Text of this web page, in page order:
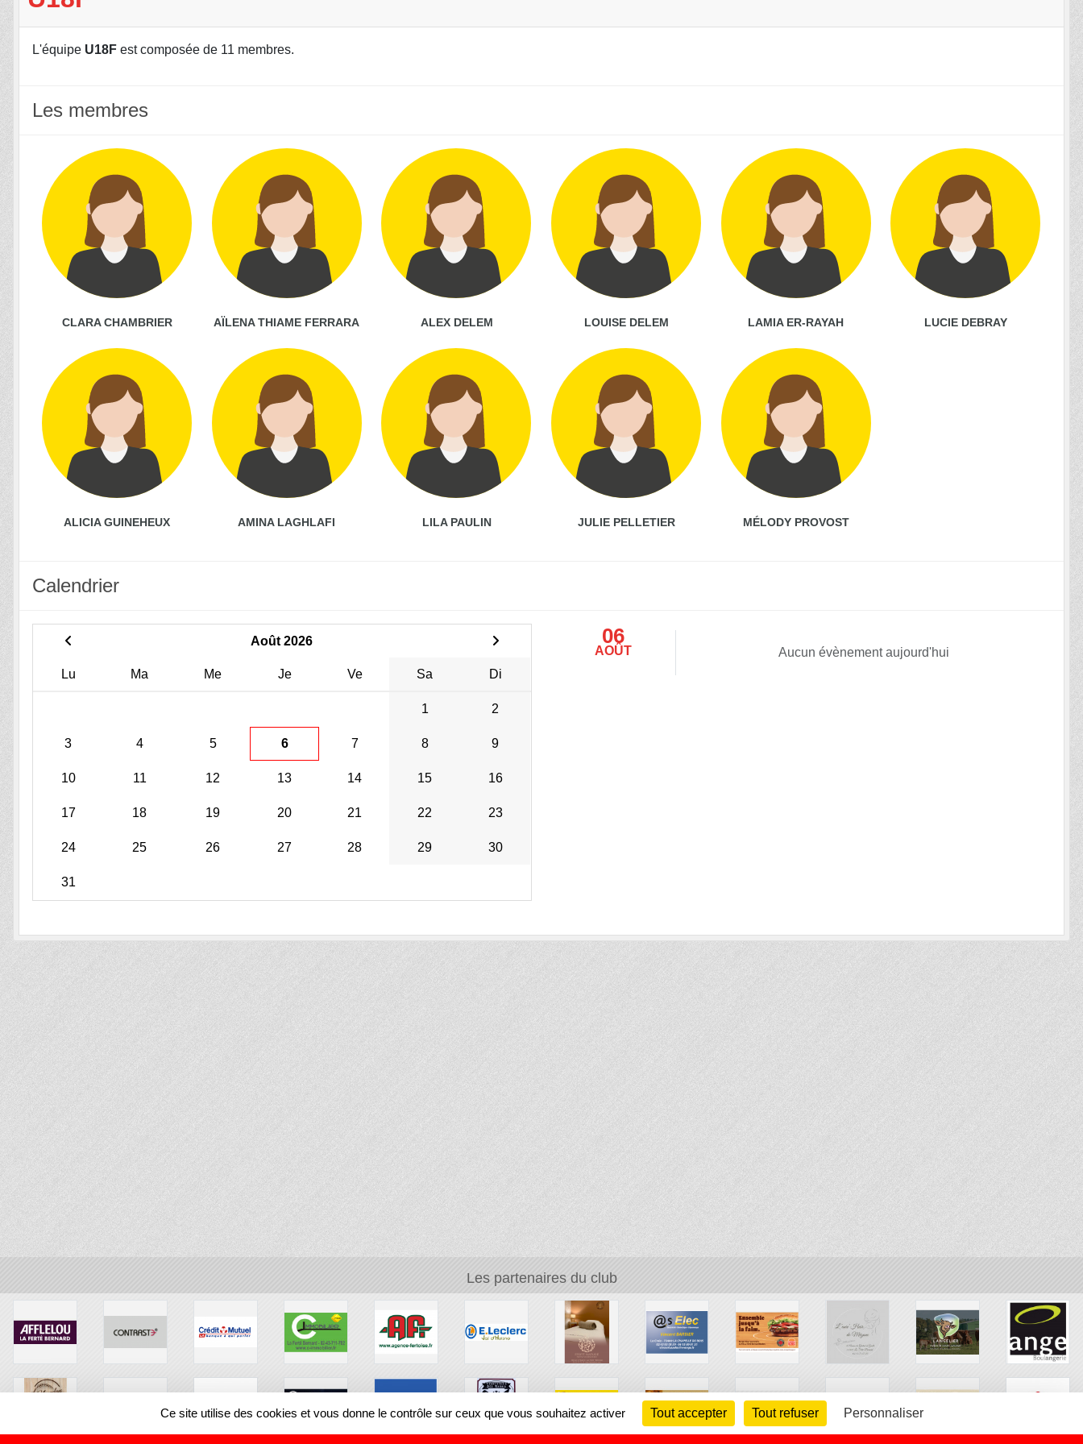
L'équipe U18F est composée de 11 membres.
Les membres
CLARA CHAMBRIER AÏLENA THIAME FERRARA ALEX DELEM LOUISE DELEM LAMIA ER-RAYAH LUCIE DEBRAY
ALICIA GUINEHEUX AMINA LAGHLAFI LILA PAULIN JULIE PELLETIER MÉLODY PROVOST
Calendrier
Août 2026
Lu Ma Me Je Ve Sa Di
1 2
3 4 5 6 7 8 9
10 11 12 13 14 15 16
17 18 19 20 21 22 23
24 25 26 27 28 29 30
31
06
AOÛT Aucun évènement aujourd'hui
Les partenaires du club
Ce site utilise des cookies et vous donne le contrôle sur ceux que vous souhaitez activer Tout accepter Tout refuser Personnaliser